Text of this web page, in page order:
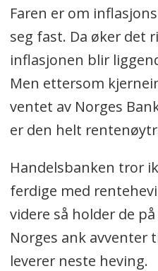
Faren er om
seg fast. Da øker det
inflasjonen blir
Men ettersom
ventet av Norges
er den helt
Handelsbanken tror
ferdige med
videre så holder de
Norges ank avventer
leverer neste heving.